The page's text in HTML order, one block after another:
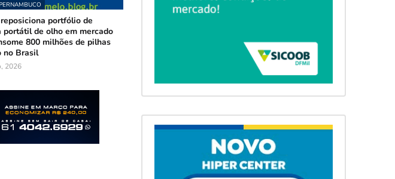
portfólio de
portátil de olho em mercado
800 milhões de pilhas
no Brasil
2026